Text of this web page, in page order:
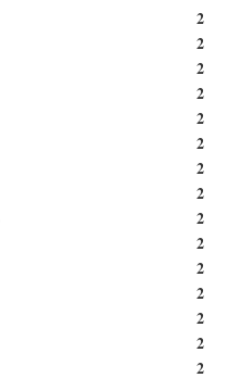
2
2
2
2
2
2
2
2
2
2
2
2
2
2
2